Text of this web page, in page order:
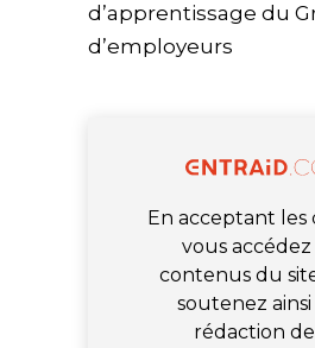
d’apprentissage du
d’employeurs
En acceptant les
vous
contenus du
soutenez
rédaction de